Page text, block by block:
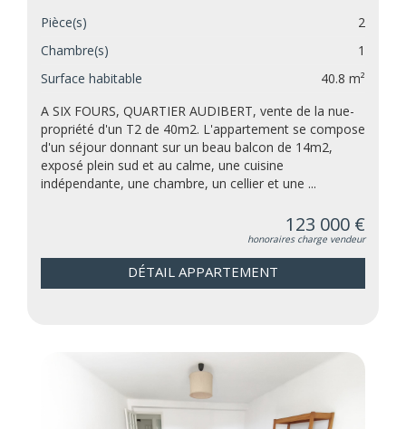
Pièce(s)
2
Chambre(s)
1
Surface habitable
40.8 m²
A SIX FOURS, QUARTIER AUDIBERT, vente de la nue-
propriété d'un T2 de 40m2. L'appartement se compose
d'un séjour donnant sur un beau balcon de 14m2,
exposé plein sud et au calme, une cuisine
indépendante, une chambre, un cellier et une ...
123 000 €
honoraires charge vendeur
DÉTAIL APPARTEMENT